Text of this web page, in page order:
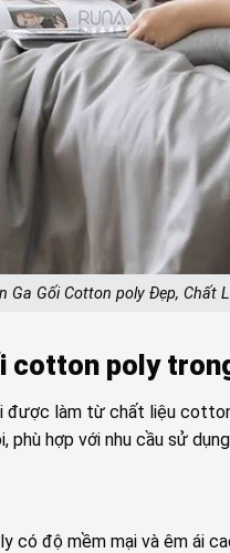
Ga Gối Cotton poly Đẹp, Chất
cotton poly
được làm từ chất liệu
hợp với nhu cầu sử
có độ mềm mại và êm ái